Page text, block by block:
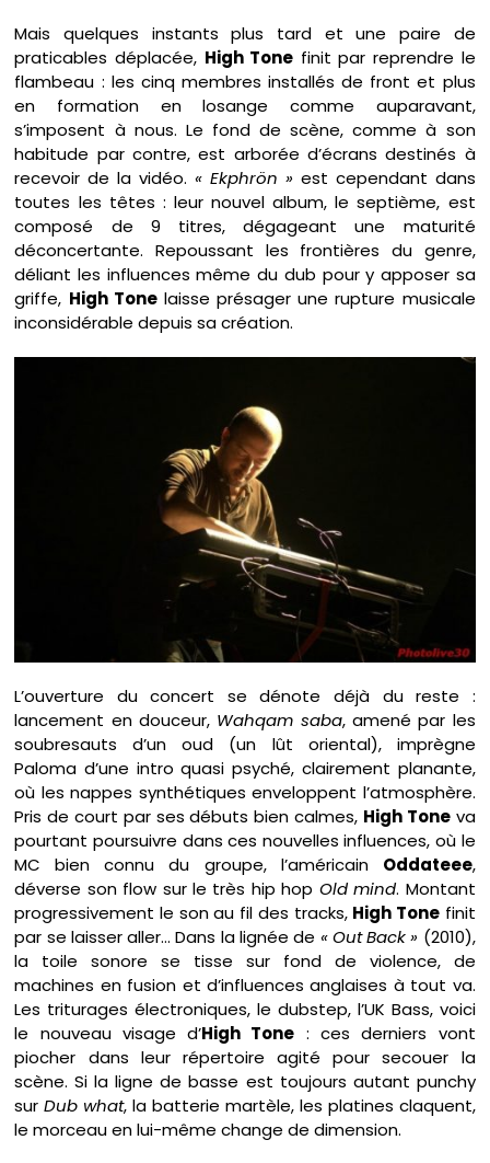
Mais quelques instants plus tard et une paire de
praticables déplacée, High Tone finit par reprendre le
flambeau : les cinq membres installés de front et plus
en formation en losange comme auparavant,
s’imposent à nous. Le fond de scène, comme à son
habitude par contre, est arborée d’écrans destinés à
recevoir de la vidéo.« Ekphrön »est cependant dans
toutes les têtes : leur nouvel album, le septième, est
composé de 9 titres, dégageant une maturité
déconcertante. Repoussant les frontières du genre,
déliant les influences même du dub pour y apposer sa
griffe, High Tonelaisse présager une rupture musicale
inconsidérable depuis sa création.
L’ouverture du concert se dénote déjà du reste :
lancement en douceur, Wahqam saba, amené par les
soubresauts d’un oud (un lût oriental), imprègne
Paloma d’une intro quasi psyché, clairement planante,
où les nappes synthétiques enveloppent l’atmosphère.
Pris de court par ses débuts bien calmes, High Toneva
pourtant poursuivre dans ces nouvelles influences, où le
MC bien connu du groupe, l’américain Oddateee,
déverse son flow sur le très hip hop Old mind. Montant
progressivement le son au fil des tracks, High Tonefinit
par se laisser aller… Dans la lignée de « Out Back » (2010),
la toile sonore se tisse sur fond de violence, de
machines en fusion et d’influences anglaises à tout va.
Les triturages électroniques, le dubstep, l’UK Bass, voici
le nouveau visage d’High Tone : ces derniers vont
piocher dans leur répertoire agité pour secouer la
scène. Si la ligne de basse est toujours autant punchy
surDub what, la batterie martèle, les platines claquent,
le morceau en lui-même change de dimension.